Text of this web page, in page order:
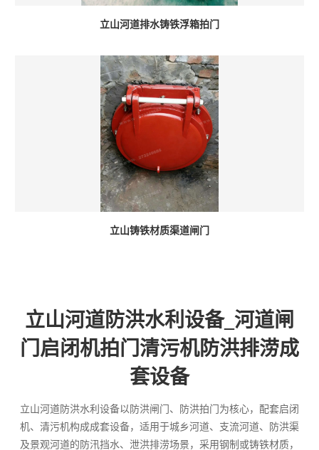
立山河道排水铸铁浮箱拍门
立山铸铁材质渠道闸门
立山河道防洪水利设备_河道闸
门启闭机拍门清污机防洪排涝成
套设备
立山河道防洪水利设备以防洪闸门、防洪拍门为核心，配套启闭
机、清污机构成成套设备，适用于城乡河道、支流河道、防洪渠
及景观河道的防汛挡水、泄洪排涝场景，采用钢制或铸铁材质，